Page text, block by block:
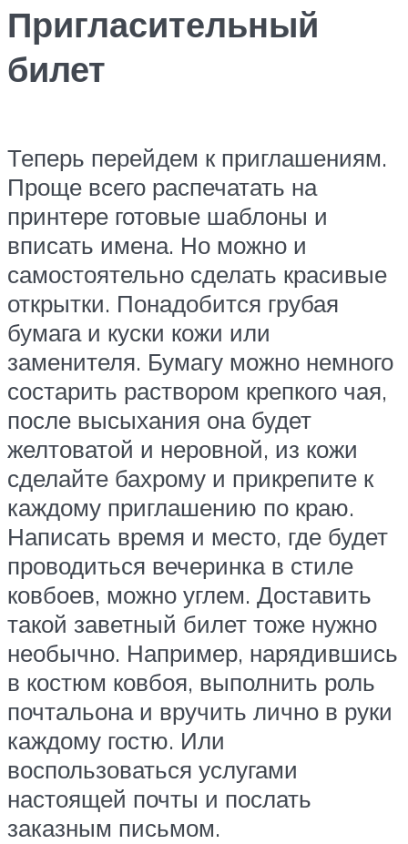
Пригласительный
билет
Теперь перейдем к приглашениям.
Проще всего распечатать на
принтере готовые шаблоны и
вписать имена. Но можно и
самостоятельно сделать красивые
открытки. Понадобится грубая
бумага и куски кожи или
заменителя. Бумагу можно немного
состарить раствором крепкого чая,
после высыхания она будет
желтоватой и неровной, из кожи
сделайте бахрому и прикрепите к
каждому приглашению по краю.
Написать время и место, где будет
проводиться вечеринка в стиле
ковбоев, можно углем. Доставить
такой заветный билет тоже нужно
необычно. Например, нарядившись
в костюм ковбоя, выполнить роль
почтальона и вручить лично в руки
каждому гостю. Или
воспользоваться услугами
настоящей почты и послать
заказным письмом.